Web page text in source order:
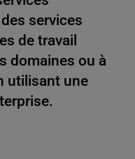
services
de travail
domaines ou à
utilisant une